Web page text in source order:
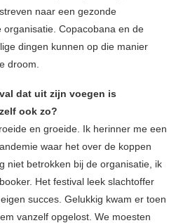
naar een gezonde
Copacobana en de
dingen kunnen op die manier
droom.
dat uit zijn voegen is
ook zo?
en groeide. Ik herinner me een
waar het over de koppen
niet betrokken bij de organisatie, ik
Het festival leek slachtoffer
succes. Gelukkig kwam er toen
vanzelf opgelost. We moesten